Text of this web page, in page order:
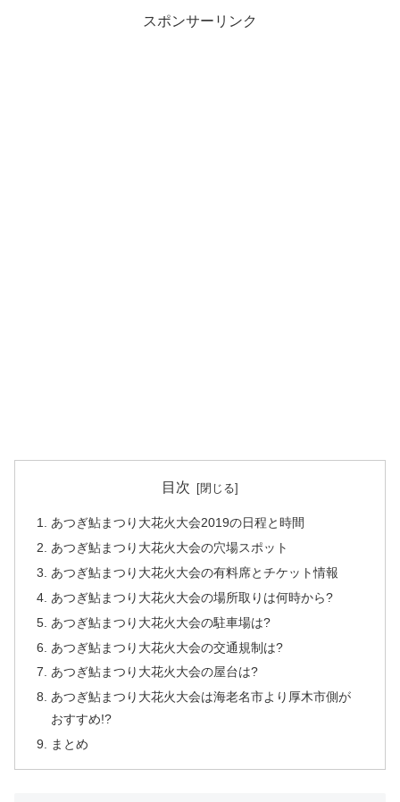
スポンサーリンク
目次
あつぎ鮎まつり大花火大会2019の日程と時間
あつぎ鮎まつり大花火大会の穴場スポット
あつぎ鮎まつり大花火大会の有料席とチケット情報
あつぎ鮎まつり大花火大会の場所取りは何時から?
あつぎ鮎まつり大花火大会の駐車場は?
あつぎ鮎まつり大花火大会の交通規制は?
あつぎ鮎まつり大花火大会の屋台は?
あつぎ鮎まつり大花火大会は海老名市より厚木市側が
おすすめ!?
まとめ